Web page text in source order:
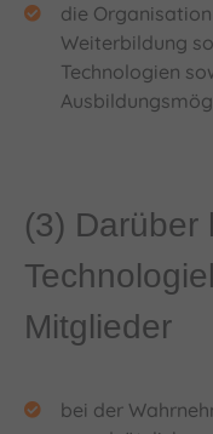
die
Weiterbildung
Technologien
(3) Darüber
Mitglieder
bei der